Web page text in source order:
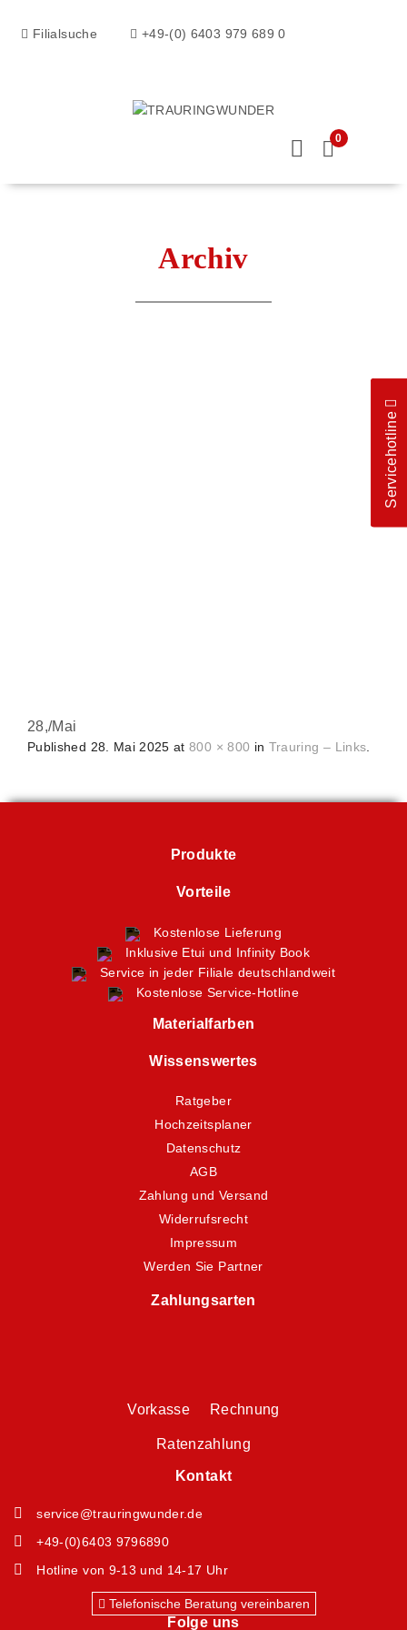
Filialsuche +49-(0) 6403 979 689 0
0
Archiv
28,/Mai
Published 28. Mai 2025 at800 × 800 in Trauring – Links.
Produkte
Vorteile
Kostenlose Lieferung
Inklusive Etui und Infinity Book
Service in jeder Filiale deutschlandweit
Kostenlose Service-Hotline
Materialfarben
Wissenswertes
Ratgeber
Hochzeitsplaner
Datenschutz
AGB
Zahlung und Versand
Widerrufsrecht
Impressum
Werden Sie Partner
Zahlungsarten
Vorkasse Rechnung
Ratenzahlung
Kontakt
service@trauringwunder.de
+49-(0)6403 9796890
Hotline von 9-13 und 14-17 Uhr
Telefonische Beratung vereinbaren
Folge uns
Servicehotline